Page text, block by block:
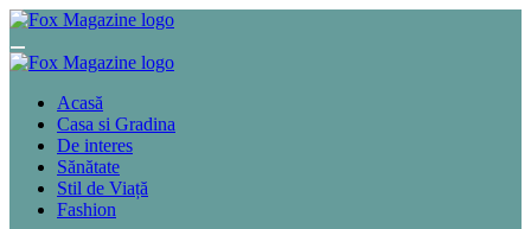
Sari
conținut
Acasă
Casa si Gradina
De interes
Sănătate
Stil de Viață
Fashion